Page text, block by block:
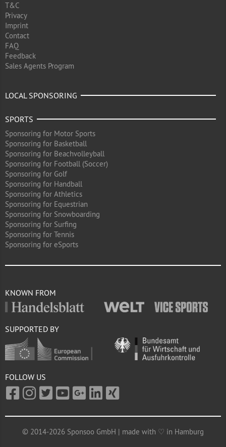
T&C
Privacy
Imprint
Contact
FAQ
Feedback
Sales Agents Program
LOCAL SPONSORING
SPORTS
Sponsoring for Motor Sports
Sponsoring for Basketball
Sponsoring for Beachvolleyball
Sponsoring for Football (Soccer)
Sponsoring for Golf
Sponsoring for Handball
Sponsoring for Athletics
Sponsoring for Equestrian
Sponsoring for Snowboarding
Sponsoring for Surfing
Sponsoring for Tennis
Sponsoring for eSports
KNOWN FROM
SUPPORTED BY
FOLLOW US
© 2014-2026 Sponsoo GmbH | made with ♡ in Hamburg